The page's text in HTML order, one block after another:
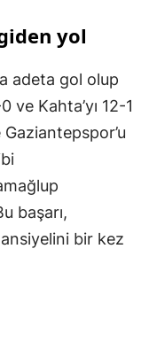
yol
adeta gol olup
ve Kahta’yı 12-1
başarı,
bir kez